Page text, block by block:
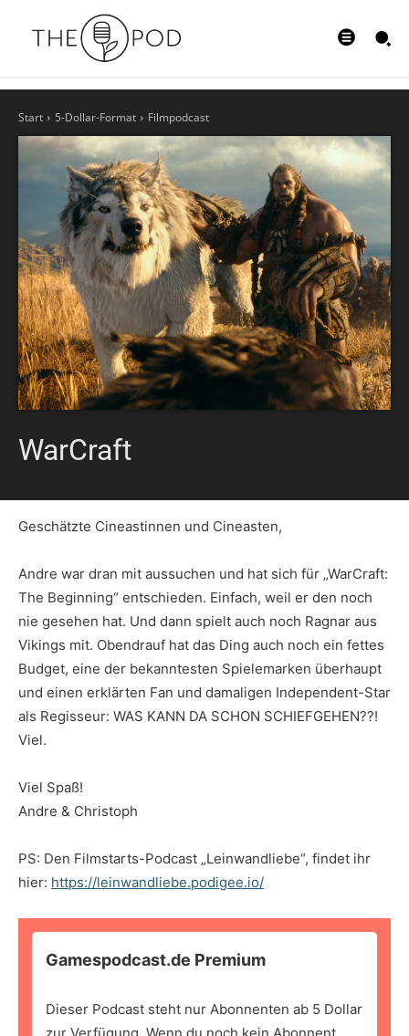
Start 5-Dollar-Format Filmpodcast
WarCraft
Geschätzte Cineastinnen und Cineasten,
Andre war dran mit aussuchen und hat sich für „WarCraft:
The Beginning“ entschieden. Einfach, weil er den noch
nie gesehen hat. Und dann spielt auch noch Ragnar aus
Vikings mit. Obendrauf hat das Ding auch noch ein fettes
Budget, eine der bekanntesten Spielemarken überhaupt
und einen erklärten Fan und damaligen Independent-Star
als Regisseur: WAS KANN DA SCHON SCHIEFGEHEN??!
Viel.
Viel Spaß!
Andre & Christoph
PS: Den Filmstarts-Podcast „Leinwandliebe“, findet ihr
hier: https://leinwandliebe.podigee.io/
Gamespodcast.de Premium
Dieser Podcast steht nur Abonnenten ab 5 Dollar